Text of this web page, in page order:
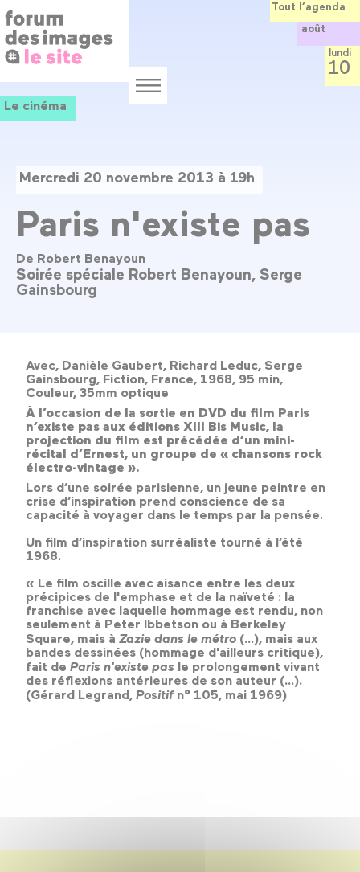
au
contenu
principal
Menu
Le cinéma
Mercredi 20 novembre 2013 à 19h
Paris n'existe pas
De Robert Benayoun
Soirée spéciale Robert Benayoun, Serge
Gainsbourg
Avec, Danièle Gaubert, Richard Leduc, Serge
Gainsbourg, Fiction, France, 1968, 95 min,
Couleur, 35mm optique
À l’occasion de la sortie en DVD du film Paris
n’existe pas aux éditions XIII Bis Music, la
projection du film est précédée d’un mini-
récital d’Ernest, un groupe de « chansons rock
électro-vintage ».
Lors d’une soirée parisienne, un jeune peintre en
crise d’inspiration prend conscience de sa
capacité à voyager dans le temps par la pensée.
Un film d’inspiration surréaliste tourné à l’été
1968.
« Le film oscille avec aisance entre les deux
précipices de l'emphase et de la naïveté : la
franchise avec laquelle hommage est rendu, non
seulement à Peter Ibbetson ou à Berkeley
Square, mais à Zazie dans le métro (...), mais aux
bandes dessinées (hommage d'ailleurs critique),
fait de Paris n'existe pas le prolongement vivant
des réflexions antérieures de son auteur (...).
(Gérard Legrand, Positif n° 105, mai 1969)
Tout l’agenda
août
lundi
10